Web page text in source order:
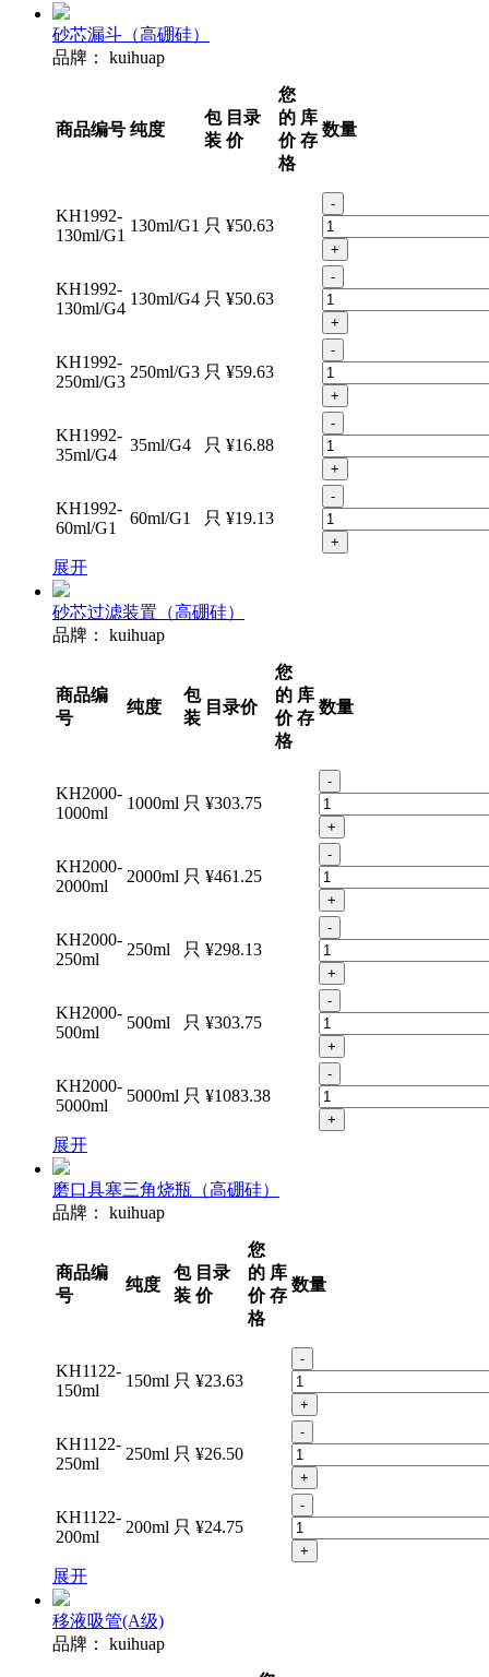
砂芯漏斗（高硼硅）
品牌：
kuihuap
商品编号 纯度
包
装
目录
价
您
的
价
格
库
存
数量
KH1992-
130ml/G1
130ml/G1 只 ¥50.63
-
+
KH1992-
130ml/G4
130ml/G4 只 ¥50.63
-
+
KH1992-
250ml/G3
250ml/G3 只 ¥59.63
-
+
KH1992-
35ml/G4
35ml/G4 只 ¥16.88
-
+
KH1992-
60ml/G1
60ml/G1 只 ¥19.13
-
+
展开
砂芯过滤装置（高硼硅）
品牌：
kuihuap
商品编
号
纯度
包
装
目录价
您
的
价
格
库
存
数量
KH2000-
1000ml
1000ml 只 ¥303.75
-
+
KH2000-
2000ml
2000ml 只 ¥461.25
-
+
KH2000-
250ml
250ml 只 ¥298.13
-
+
KH2000-
500ml
500ml 只 ¥303.75
-
+
KH2000-
5000ml
5000ml 只 ¥1083.38
-
+
展开
磨口具塞三角烧瓶（高硼硅）
品牌：
kuihuap
商品编
号
纯度
包
装
目录
价
您
的
价
格
库
存
数量
KH1122-
150ml
150ml 只 ¥23.63
-
+
KH1122-
250ml
250ml 只 ¥26.50
-
+
KH1122-
200ml
200ml 只 ¥24.75
-
+
展开
移液吸管(A级)
品牌：
kuihuap